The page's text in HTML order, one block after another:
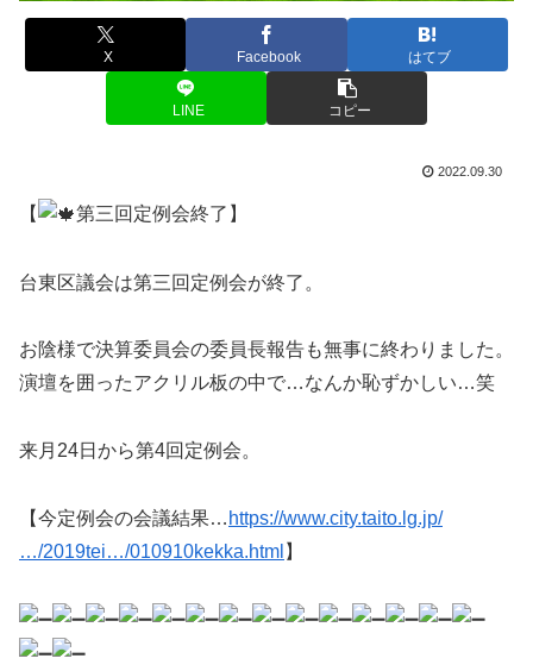
X Facebook はてブ
LINE コピー
2022.09.30
【 第三回定例会終了】
台東区議会は第三回定例会が終了。
お陰様で決算委員会の委員長報告も無事に終わりました。
演壇を囲ったアクリル板の中で…なんか恥ずかしい…笑
来月24日から第4回定例会。
【今定例会の会議結果… https://www.city.taito.lg.jp/
…/2019tei…/010910kekka.html 】